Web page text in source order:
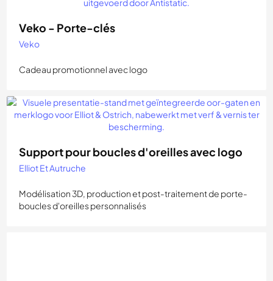
Veko - Porte-clés
Veko
Cadeau promotionnel avec logo
Support pour boucles d'oreilles avec logo
Elliot Et Autruche
Modélisation 3D, production et post-traitement de porte-
boucles d'oreilles personnalisés